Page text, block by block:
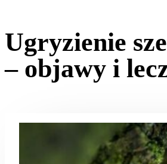
Ugryzienie
– objawy i